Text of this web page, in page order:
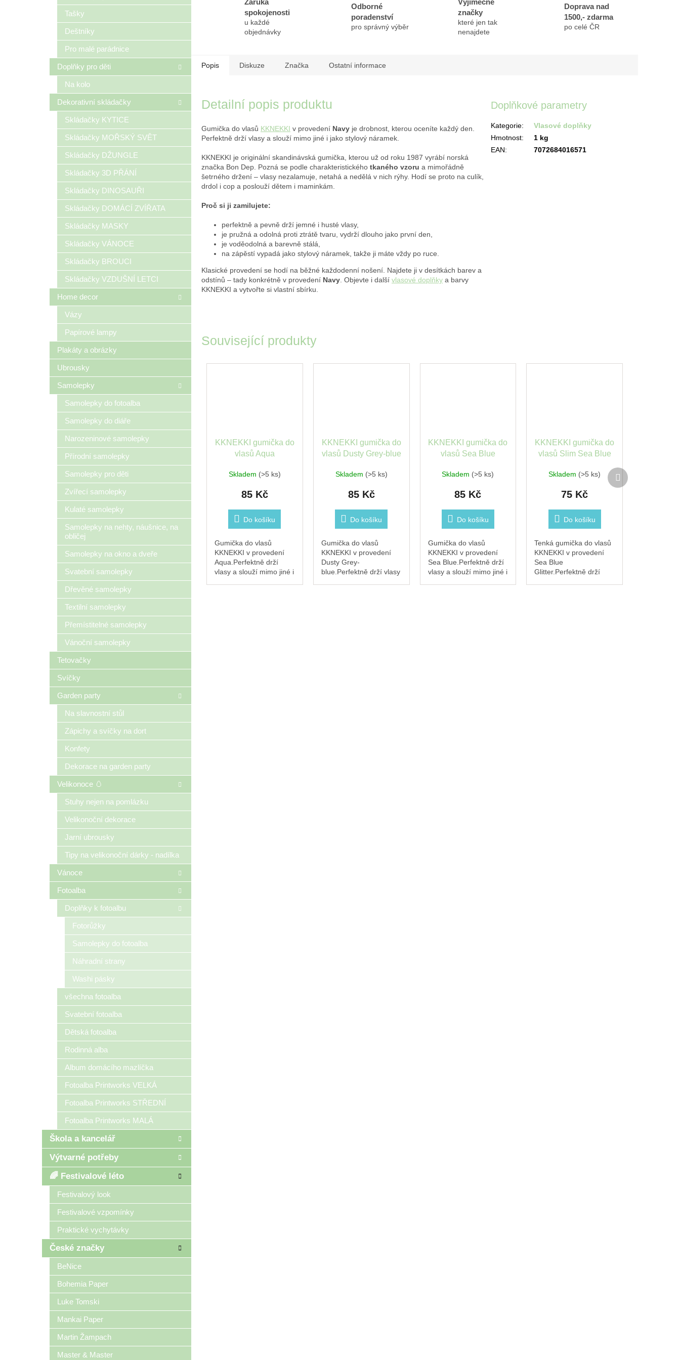
Tašky
Deštníky
Pro malé parádnice
Doplňky pro děti
Na kolo
Dekorativní skládačky
Skládačky KYTICE
Skládačky MOŘSKÝ SVĚT
Skládačky DŽUNGLE
Skládačky 3D PŘÁNÍ
Skládačky DINOSAUŘI
Skládačky DOMÁCÍ ZVÍŘATA
Skládačky MASKY
Skládačky VÁNOCE
Skládačky BROUCI
Skládačky VZDUŠNÍ LETCI
Home decor
Vázy
Papírové lampy
Plakáty a obrázky
Ubrousky
Samolepky
Samolepky do fotoalba
Samolepky do diáře
Narozeninové samolepky
Přírodní samolepky
Samolepky pro děti
Zvířecí samolepky
Kulaté samolepky
Samolepky na nehty, náušnice, na
obličej
Samolepky na okno a dveře
Svatební samolepky
Dřevěné samolepky
Textilní samolepky
Přemístitelné samolepky
Vánoční samolepky
Tetovačky
Svíčky
Garden party
Na slavnostní stůl
Zápichy a svíčky na dort
Konfety
Dekorace na garden party
Velikonoce 🥚
Stuhy nejen na pomlázku
Velikonoční dekorace
Jarní ubrousky
Tipy na velikonoční dárky - nadílka
Vánoce
Fotoalba
Doplňky k fotoalbu
Fotorůžky
Samolepky do fotoalba
Náhradní strany
Washi pásky
všechna fotoalba
Svatební fotoalba
Dětská fotoalba
Rodinná alba
Album domácího mazlíčka
Fotoalba Printworks VELKÁ
Fotoalba Printworks STŘEDNÍ
Fotoalba Printworks MALÁ
Škola a kancelář
Výtvarné potřeby
🌈 Festivalové léto
Festivalový look
Festivalové vzpomínky
Praktické vychytávky
České značky
BeNice
Bohemia Paper
Luke Tomski
Mankai Paper
Martin Žampach
Master & Master
Záruka
spokojenosti
u každé
objednávky
Odborné
poradenství
pro správný výběr
Výjimečné
značky
které jen tak
nenajdete
Doprava nad
1500,- zdarma
po celé ČR
Související produkty
KKNEKKI gumička do
vlasů Aqua
Skladem (>5 ks)
85 Kč
Do košíku
Gumička do vlasů
KKNEKKI v provedení
Aqua.Perfektně drží
vlasy a slouží mimo jiné i
KKNEKKI gumička do
vlasů Dusty Grey-blue
Skladem (>5 ks)
85 Kč
Do košíku
Gumička do vlasů
KKNEKKI v provedení
Dusty Grey-
blue.Perfektně drží vlasy
KKNEKKI gumička do
vlasů Sea Blue
Skladem (>5 ks)
85 Kč
Do košíku
Gumička do vlasů
KKNEKKI v provedení
Sea Blue.Perfektně drží
vlasy a slouží mimo jiné i
KKNEKKI gumička do
vlasů Slim Sea Blue
Skladem (>5 ks)
75 Kč
Do košíku
Tenká gumička do vlasů
KKNEKKI v provedení
Sea Blue
Glitter.Perfektně drží
Další
produkt
Popis Diskuze Značka Ostatní informace
Detailní popis produktu
Gumička do vlasů KKNEKKI v provedení Navy je drobnost, kterou oceníte každý den.
Perfektně drží vlasy a slouží mimo jiné i jako stylový náramek.
KKNEKKI je originální skandinávská gumička, kterou už od roku 1987 vyrábí norská
značka Bon Dep. Pozná se podle charakteristického tkaného vzoru a mimořádně
šetrného držení – vlasy nezalamuje, netahá a nedělá v nich rýhy. Hodí se proto na culík,
drdol i cop a poslouží dětem i maminkám.
Proč si ji zamilujete:
perfektně a pevně drží jemné i husté vlasy,
je pružná a odolná proti ztrátě tvaru, vydrží dlouho jako první den,
je voděodolná a barevně stálá,
na zápěstí vypadá jako stylový náramek, takže ji máte vždy po ruce.
Klasické provedení se hodí na běžné každodenní nošení. Najdete ji v desítkách barev a
odstínů – tady konkrétně v provedení Navy. Objevte i další vlasové doplňky a barvy
KKNEKKI a vytvořte si vlastní sbírku.
Doplňkové parametry
Kategorie:
Vlasové doplňky
Hmotnost:
1 kg
EAN: 7072684016571